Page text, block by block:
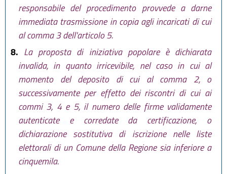
responsabile del procedimento provvede a darne
immediata trasmissione in copia agli incaricati di cui
al comma 3 dell'articolo 5.
8. La proposta di iniziativa popolare è dichiarata
invalida, in quanto irricevibile, nel caso in cui al
momento del deposito di cui al comma 2, o
successivamente per effetto dei riscontri di cui ai
commi 3, 4 e 5, il numero delle firme validamente
autenticate e corredate da certificazione, o
dichiarazione sostitutiva di iscrizione nelle liste
elettorali di un Comune della Regione sia inferiore a
cinquemila.